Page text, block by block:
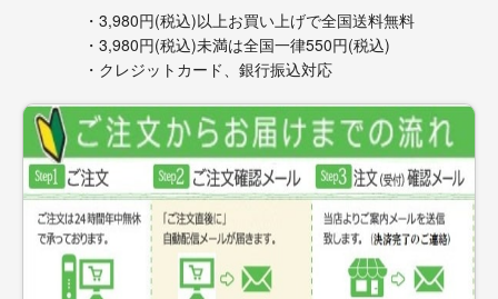
・3,980円(税込)以上お買い上げで全国送料無料
・3,980円(税込)未満は全国一律550円(税込)
・クレジットカード、銀行振込対応